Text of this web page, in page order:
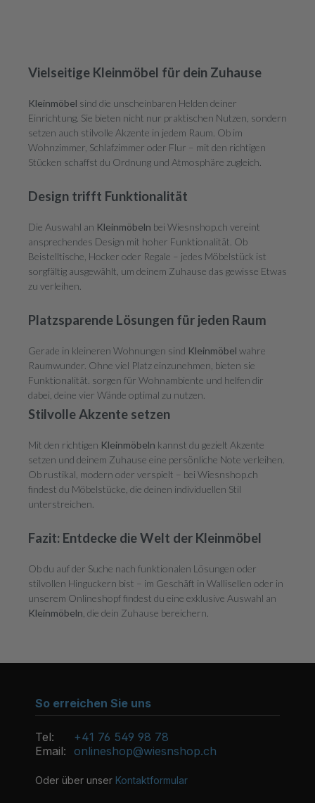
Vielseitige Kleinmöbel für dein Zuhause
Kleinmöbel sind die unscheinbaren Helden deiner
Einrichtung. Sie bieten nicht nur praktischen Nutzen, sondern
setzen auch stilvolle Akzente in jedem Raum. Ob im
Wohnzimmer, Schlafzimmer oder Flur – mit den richtigen
Stücken schaffst du Ordnung und Atmosphäre zugleich.
Design trifft Funktionalität
Die Auswahl an Kleinmöbeln bei Wiesnshop.ch vereint
ansprechendes Design mit hoher Funktionalität. Ob
Beistelltische, Hocker oder Regale – jedes Möbelstück ist
sorgfältig ausgewählt, um deinem Zuhause das gewisse Etwas
zu verleihen.
Platzsparende Lösungen für jeden Raum
Gerade in kleineren Wohnungen sind Kleinmöbel wahre
Raumwunder. Ohne viel Platz einzunehmen, bieten sie
Funktionalität. sorgen für Wohnambiente und helfen dir
dabei, deine vier Wände optimal zu nutzen.
Stilvolle Akzente setzen
Mit den richtigen Kleinmöbeln kannst du gezielt Akzente
setzen und deinem Zuhause eine persönliche Note verleihen.
Ob rustikal, modern oder verspielt – bei Wiesnshop.ch
findest du Möbelstücke, die deinen individuellen Stil
unterstreichen.
Fazit: Entdecke die Welt der Kleinmöbel
Ob du auf der Suche nach funktionalen Lösungen oder
stilvollen Hinguckern bist – im Geschäft in Wallisellen oder in
unserem Onlineshopf findest du eine exklusive Auswahl an
Kleinmöbeln , die dein Zuhause bereichern.
So erreichen Sie uns
Tel:
+41 76 549 98 78
Email: onlineshop@wiesnshop.ch
Oder über unser Kontaktformular